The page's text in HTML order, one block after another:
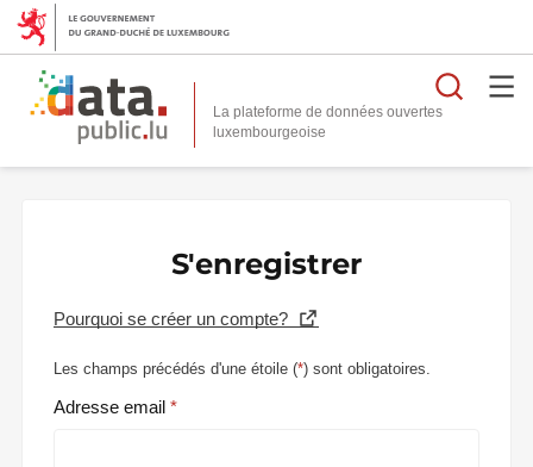
La plateforme de données ouvertes
S'enregistrer
Pourquoi se créer un compte?
Les champs précédés d'une étoile (*) sont obligatoires.
Adresse email